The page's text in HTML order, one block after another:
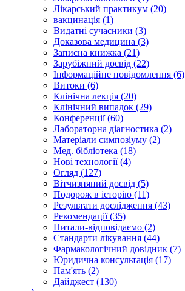
Лікарський практикум (20)
вакцинація (1)
Видатні сучасники (3)
Доказова медицина (3)
Записна книжка (21)
Зарубіжний досвід (22)
Інформаційне повідомлення (6)
Витоки (6)
Клінічна лекція (20)
Клінічний випадок (29)
Конференції (60)
Лабораторна діагностика (2)
Матеріали симпозіуму (2)
Мед. бібліотека (18)
Нові технології (4)
Огляд (127)
Вітчизняний досвід (5)
Подорож в історію (11)
Результати дослідження (43)
Рекомендації (35)
Питали-відповідаємо (2)
Стандарти лікування (44)
Фармакологічний довідник (7)
Юридична консультація (17)
Пам'ять (2)
Дайджест (130)